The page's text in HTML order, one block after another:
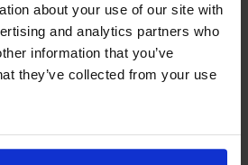
about your use of our site with
and analytics partners who
information that you’ve
they’ve collected from your use
ermöglicht
Ihrer aktuellen Bestellungen
und
einsehen
Webshops müssen sich erneut